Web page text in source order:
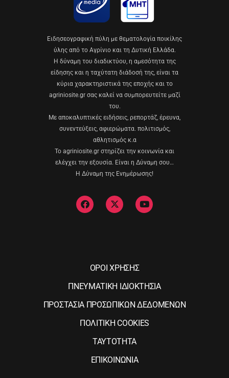
Eιδησεογραφική πύλη με θεματολογία ποικίλης
ύλης από το Αγρίνιο και τη Δυτική Ελλάδα.
Η δύναμη του διαδικτύου, η αμεσότητα της
είδησης και η ταχύτατη διάδοσή της, είναι τα
κύρια χαρακτηριστικά της εποχής και το
agriniosite.gr σας καλεί να συμπορευτείτε μαζί
του.
Με αποκαλυπτικές ειδήσεις, ρεπορτάζ, έρευνα,
συνεντεύξεις, αφιερώματα. πολιτισμός,
αθλητισμός κ.α
Το agriniosite.gr στηρίζει την κοινωνία και
ελέγχει την εξουσία. Είναι η Δύναμη σου…
Η Δύναμη της Ενημέρωσης!
ΟΡΟΙ ΧΡΗΣΗΣ
ΠΝΕΥΜΑΤΙΚΗ ΙΔΙΟΚΤΗΣΙΑ
ΠΡΟΣΤΑΣΙΑ ΠΡΟΣΩΠΙΚΩΝ ΔΕΔΟΜΕΝΩΝ
ΠΟΛΙΤΙΚΗ COOKIES
ΤΑΥΤΟΤΗΤΑ
ΕΠΙΚΟΙΝΩΝΙΑ